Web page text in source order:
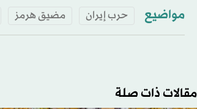
مواضيع حرب إيران مضيق هرمز
مقالات ذات صلة